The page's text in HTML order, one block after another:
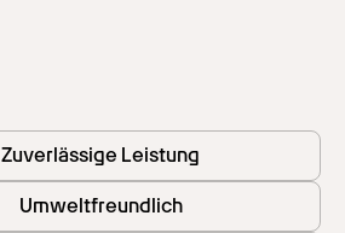
Zuverlässige Leistung
Umweltfreundlich